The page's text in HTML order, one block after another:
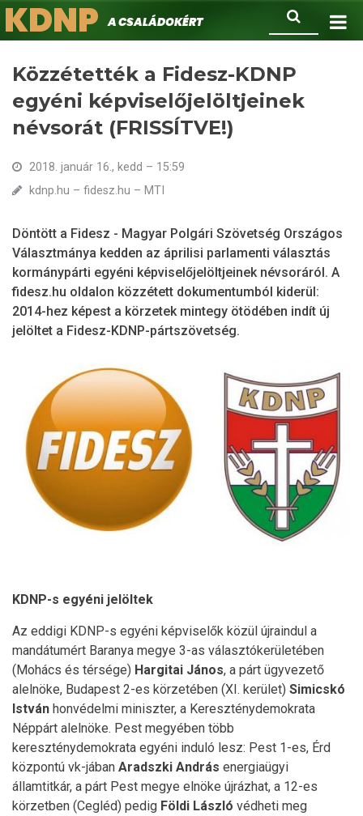
Ugrás
a
Keresés
KDNPA családokért.
Közzétették a Fidesz-KDNP
egyéni képviselőjelöltjeinek
névsorát (FRISSÍTVE!)
2018. január 16., kedd – 15:59
kdnp.hu – fidesz.hu – MTI
Döntött a Fidesz - Magyar Polgári Szövetség Országos
Választmánya kedden az áprilisi parlamenti választás
kormánypárti egyéni képviselőjelöltjeinek névsoráról. A
fidesz.hu oldalon közzétett dokumentumból kiderül:
2014-hez képest a körzetek mintegy ötödében indít új
jelöltet a Fidesz-KDNP-pártszövetség.
KDNP-s egyéni jelöltek
Az eddigi KDNP-s egyéni képviselők közül újraindul a
mandátumért Baranya megye 3-as választókerületében
(Mohács és térsége) Hargitai János, a párt ügyvezető
alelnöke, Budapest 2-es körzetében (XI. kerület) Simicskó
István honvédelmi miniszter, a Kereszténydemokrata
Néppárt alelnöke. Pest megyében több
kereszténydemokrata egyéni induló lesz: Pest 1-es, Érd
központú vk-jában Aradszki András energiaügyi
államtitkár, a párt Pest megye elnöke újrázhat, a 12-es
körzetben (Cegléd) pedig Földi László védheti meg